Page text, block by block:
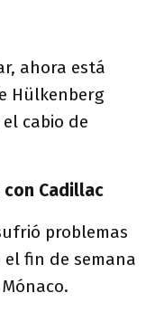
ahora está
Hülkenberg
cabio de
Cadillac
problemas
fin de semana